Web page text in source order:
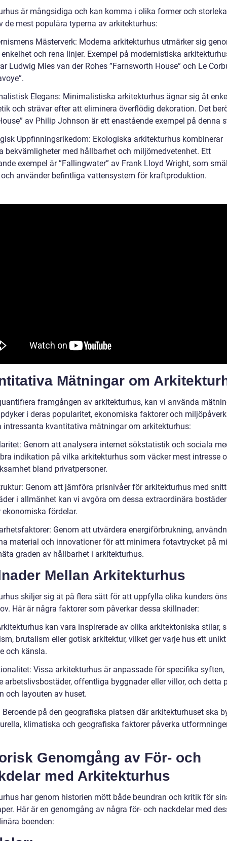
är mångsidiga och kan komma i olika former och
de mest populära typerna av arkitekturhus:
Mästerverk: Moderna arkitekturhus utmärker sig
och rena linjer. Exempel på modernistiska
Ludwig Mies van der Rohes ”Farnsworth House” och Le
Elegans: Minimalistiska arkitekturhus ägnar sig åt
och strävar efter att eliminera överflödig dekoration. Det
av Philip Johnson är ett enastående exempel på denna
Uppfinningsrikedom: Ekologiska arkitekturhus kombinerar
bekvämligheter med hållbarhet och miljömedvetenhet. Ett
exempel är ”Fallingwater” av Frank Lloyd Wright, som
använder befintliga vattensystem för kraftproduktion.
Mätningar om
framgången av arkitekturhus, kan vi använda
i deras popularitet, ekonomiska faktorer och
intressanta kvantitativa mätningar om arkitekturhus:
Genom att analysera internet sökstatistik och sociala
indikation på vilka arkitekturhus som väcker mest intresse
bland privatpersoner.
Genom att jämföra prisnivåer för arkitekturhus med
i allmänhet kan vi avgöra om dessa extraordinära
ekonomiska fördelar.
Genom att utvärdera energiförbrukning,
material och innovationer för att minimera fotavtrycket på
graden av hållbarhet i arkitekturhus.
Mellan Arkitekturhus
skiljer sig åt på flera sätt för att uppfylla olika kunders
Här är några faktorer som påverkar dessa skillnader:
kan vara inspirerade av olika arkitektoniska stilar,
brutalism eller gotisk arkitektur, vilket ger varje hus ett unikt
och känsla.
Vissa arkitekturhus är anpassade för specifika syften,
arbetslivsbostäder, offentliga byggnader eller villor, och detta
och layouten av huset.
Beroende på den geografiska platsen där arkitekturhuset ska
klimatiska och geografiska faktorer påverka
Genomgång av För- och
med Arkitekturhus
har genom historien mött både beundran och kritik för
Här är en genomgång av några för- och nackdelar med
boenden: